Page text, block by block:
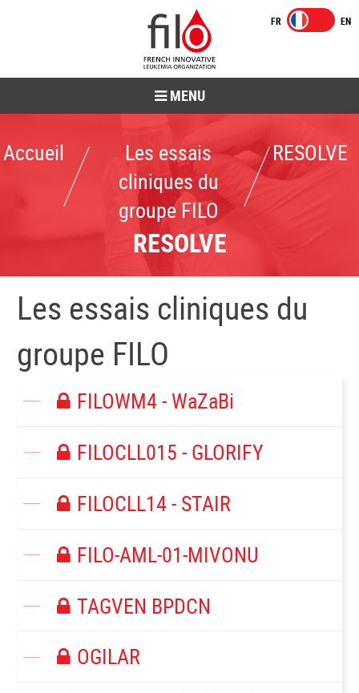
MENU
Accueil
Les essais
cliniques du
groupe FILO
RESOLVE
RESOLVE
Les essais cliniques du
groupe FILO
FILOWM4 - WaZaBi
FILOCLL015 - GLORIFY
FILOCLL14 - STAIR
FILO-AML-01-MIVONU
TAGVEN BPDCN
OGILAR